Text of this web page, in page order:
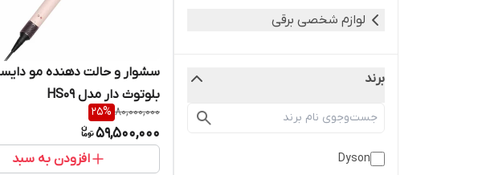
لوازم شخصی برقی
برند
Dyson
سشوار و حالت دهنده مو
بلوتوث دار مدل HS09
80,000,000
25%
59,500,000
افزودن به سبد